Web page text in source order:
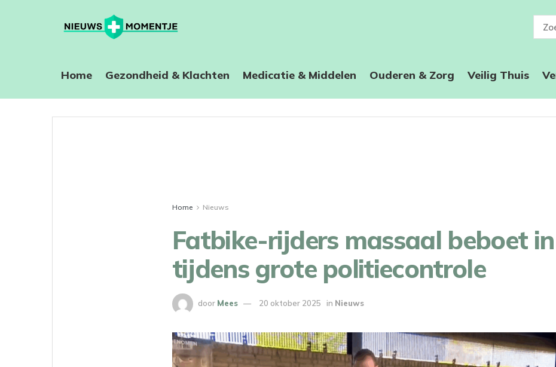
Home ⁠Gezondheid & Klachten Medicatie & Middelen Ouderen & Zorg Veilig Thuis
Home Nieuws
Fatbike-rijders massaal beboet
tijdens grote politiecontrole
door Mees 20 oktober 2025 in Nieuws